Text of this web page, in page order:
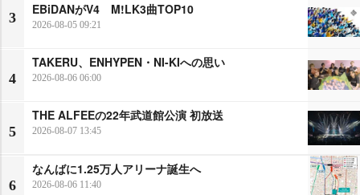
3
EBiDANがV4 M!LK3曲TOP10
2026-08-05 09:21
4
TAKERU、ENHYPEN・NI-KIへの思い
2026-08-06 06:00
5
THE ALFEEの22年武道館公演 初放送
2026-08-07 13:45
6
なんばに1.25万人アリーナ誕生へ
2026-08-06 11:40